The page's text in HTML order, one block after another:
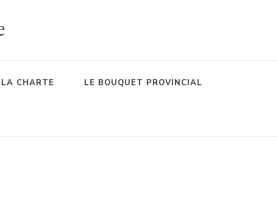
LA CHARTE LE BOUQUET PROVINCIAL